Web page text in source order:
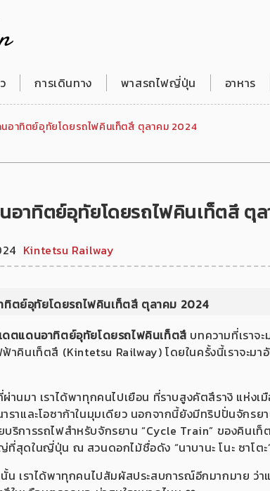
การเดินทาง พาสรถไฟญี่ปุ่น อาหาร
อาทิตย์อุทัยโดยรถไฟคินเท็ตสึ ตุลาคม 2024
อาทิตย์อุทัยโดยรถไฟคินเท็ตสึ ตุ
Kintetsu Railway
ทิตย์อุทัยโดยรถไฟคินเท็ตสึ ตุลาคม 2024
ดตแดนอาทิตย์อุทัยโดยรถไฟคินเท็ตสึ บทความที่เราจ
าคินเท็ตสึ (Kintetsu Railway) โดยในครั้งนี้เราจะมา
านมา เราได้พาทุกคนไปเยือน ที่ราบสูงคัตสึรางิ แห่งเ
ราและโอซาก้าในมุมเดียว นอกจากนี้ยังมีทริปปั่นจักรย
ริการรถไฟสำหรับจักรยาน “Cycle Train” ของคินเ
สุดในญี่ปุ่น ณ สวนดอกไม้ชื่อดัง “นาบานะ โนะ ซาโตะ
น เราได้พาทุกคนไปสัมผัสประสบการณ์อีกมากมาย ว่า